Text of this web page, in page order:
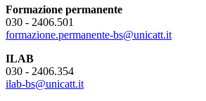
Formazione permanente
030 - 2406.501
formazione.permanente-bs@unicatt.it
ILAB
030 - 2406.354
ilab-bs@unicatt.it